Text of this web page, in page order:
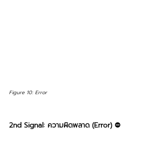
Figure 10: Error
2nd Signal: ความผิดพลาด (Error) ⛔